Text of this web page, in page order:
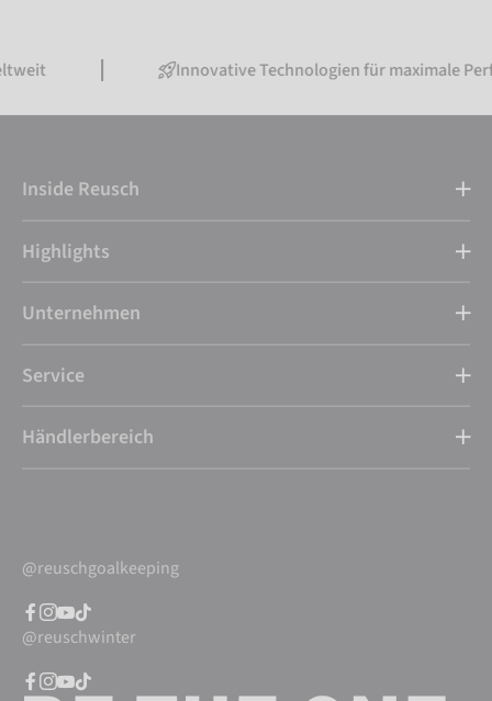
Innovative Technologien für maximale Performance
Inside Reusch
Highlights
Unternehmen
Service
Händlerbereich
@reuschgoalkeeping
@reuschwinter